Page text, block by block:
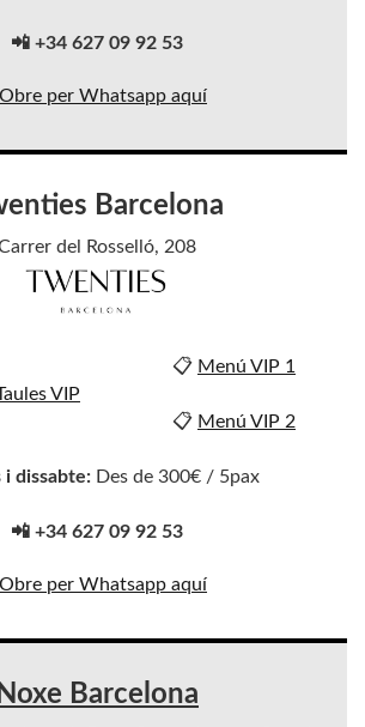
📲 +34 627 09 92 53
Obre per Whatsapp aquí
Barcelona
del Rosselló, 208
VIP
📋 Menú VIP 1
📋 Menú VIP 2
i dissabte:Des de 300€ / 5pax
📲 +34 627 09 92 53
Obre per Whatsapp aquí
Noxe Barcelona